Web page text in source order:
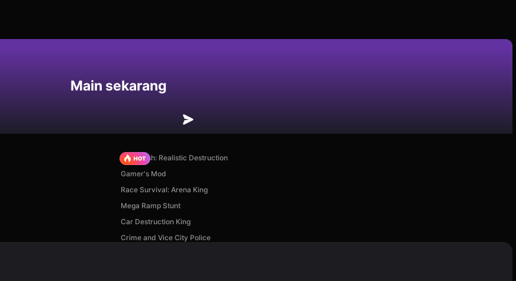
Main sekarang
Car Crush: Realistic Destruction
Gamer's Mod
Race Survival: Arena King
Mega Ramp Stunt
Car Destruction King
Crime and Vice City Police